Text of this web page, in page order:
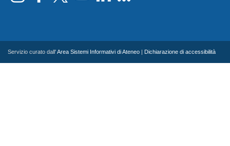
Servizio curato dall'Area Sistemi Informativi di Ateneo Dichiarazione di accessibilità